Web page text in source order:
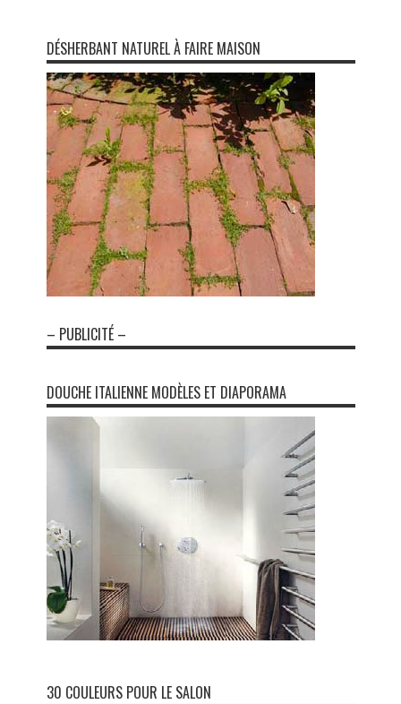
DÉSHERBANT NATUREL À FAIRE MAISON
– PUBLICITÉ –
DOUCHE ITALIENNE MODÈLES ET DIAPORAMA
30 COULEURS POUR LE SALON